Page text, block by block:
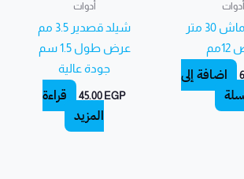
أدوات
لاصق قماش 30 متر
إضافة إلى
أدوات
شيلد قصدير 3.5 مم
عرض طول 1.5 سم
جودة عالية
45.00 EGP
قراءة
المزيد